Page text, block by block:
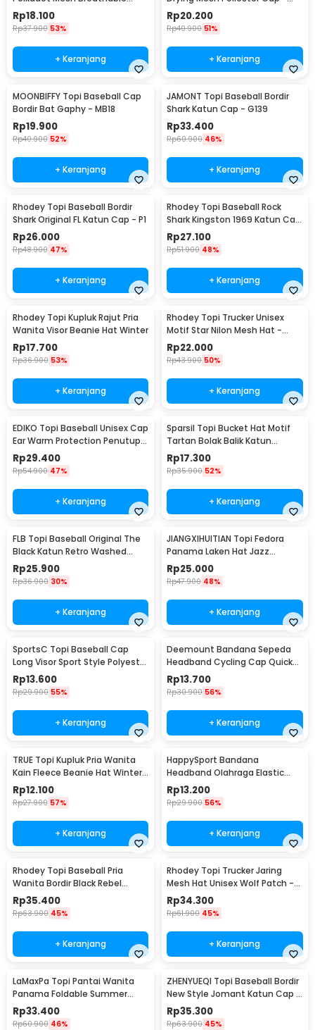
Katun Poliester - MZ237
Rp18.100
Rp37.900 53%
+ Keranjang
QEWI
Rp20.200
Rp40.900 51%
+ Keranjang
MOONBIFFY Topi Baseball Cap
Bordir Bat Gaphy - MB18
Rp19.900
Rp40.900 52%
+ Keranjang
JAMONT Topi Baseball Bordir
Shark Katun Cap - G139
Rp33.400
Rp60.900 46%
+ Keranjang
Rhodey Topi Baseball Bordir
Shark Original FL Katun Cap - P1
Rp26.000
Rp48.900 47%
+ Keranjang
Rhodey Topi Baseball Rock
Shark Kingston 1969 Katun Cap
- F206
Rp27.100
Rp51.900 48%
+ Keranjang
Rhodey Topi Kupluk Rajut Pria
Wanita Visor Beanie Hat Winter
Rp17.700
Rp36.900 53%
+ Keranjang
Rhodey Topi Trucker Unisex
Motif Star Nilon Mesh Hat -
SMT-ZHL23
Rp22.000
Rp43.900 50%
+ Keranjang
EDIKO Topi Baseball Unisex Cap
Ear Warm Protection Penutup
Telinga - K515
Rp29.400
Rp54.900 47%
+ Keranjang
Sparsil Topi Bucket Hat Motif
Tartan Bolak Balik Katun
Poliester - BH58
Rp17.300
Rp35.900 52%
+ Keranjang
FLB Topi Baseball Original The
Black Katun Retro Washed
Style Cap - F122
Rp25.900
Rp36.900 30%
+ Keranjang
JIANGXIHUITIAN Topi Fedora
Panama Laken Hat Jazz
Classic Vintage - FS-219
Rp25.000
Rp47.900 48%
+ Keranjang
SportsC Topi Baseball Cap
Long Visor Sport Style Polyester
Cap - MZ87
Rp13.600
Rp29.900 55%
+ Keranjang
Deemount Bandana Sepeda
Headband Cycling Cap Quick
Dry - 22019
Rp13.700
Rp30.900 56%
+ Keranjang
TRUE Topi Kupluk Pria Wanita
Kain Fleece Beanie Hat Winter
- EC003
Rp12.100
Rp27.900 57%
+ Keranjang
HappySport Bandana
Headband Olahraga Elastic
Sport Hairbands Yoga - A83
Rp13.200
Rp29.900 56%
+ Keranjang
Rhodey Topi Baseball Pria
Wanita Bordir Black Rebel
Katun Cap - MZ004
Rp35.400
Rp63.900 45%
+ Keranjang
Rhodey Topi Trucker Jaring
Mesh Hat Unisex Wolf Patch -
DH-YK
Rp34.300
Rp61.900 45%
+ Keranjang
LaMaxPa Topi Pantai Wanita
Panama Foldable Summer
Beach Straw Hat 60cm -
WJ9024
Rp33.400
Rp60.900 46%
ZHENYUEQI Topi Baseball Bordir
New Style Jomant Katun Cap -
MZ085
Rp35.300
Rp63.900 45%